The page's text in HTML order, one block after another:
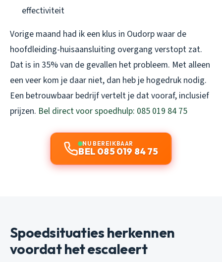
effectiviteit
Vorige maand had ik een klus in Oudorp waar de
hoofdleiding-huisaansluiting overgang verstopt zat.
Dat is in 35% van de gevallen het probleem. Met alleen
een veer kom je daar niet, dan heb je hogedruk nodig.
Een betrouwbaar bedrijf vertelt je dat vooraf, inclusief
prijzen. Bel direct voor spoedhulp: 085 019 84 75
NU BEREIKBAAR
BEL 085 019 84 75
Spoedsituaties herkennen
voordat het escaleert